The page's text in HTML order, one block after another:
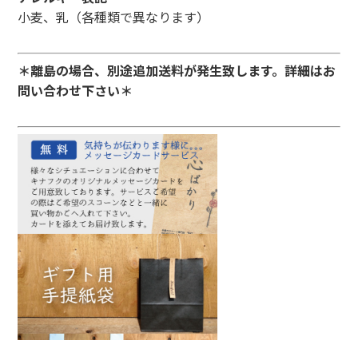
小麦、乳（各種類で異なります）
＊離島の場合、別途追加送料が発生致します。詳細はお
問い合わせ下さい＊